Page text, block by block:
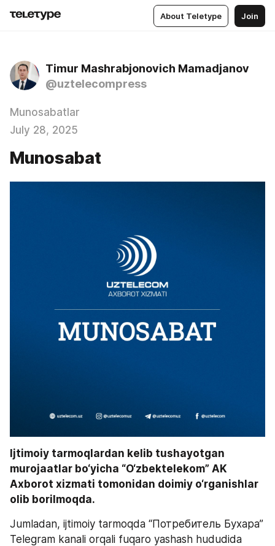
About Teletype Join
Timur Mashrabjonovich Mamadjanov
@uztelecompress
Munosabatlar
July 28, 2025
Munosabat
Ijtimoiy tarmoqlardan kelib tushayotgan
murojaatlar bo‘yicha “O‘zbektelekom” AK
Axborot xizmati tomonidan doimiy o‘rganishlar
olib borilmoqda.
Jumladan, ijtimoiy tarmoqda “Потребитель Бухара”
Telegram kanali orqali fuqaro yashash hududida